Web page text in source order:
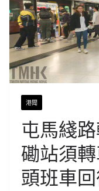
港聞
屯馬綫
磡站須
頭班車